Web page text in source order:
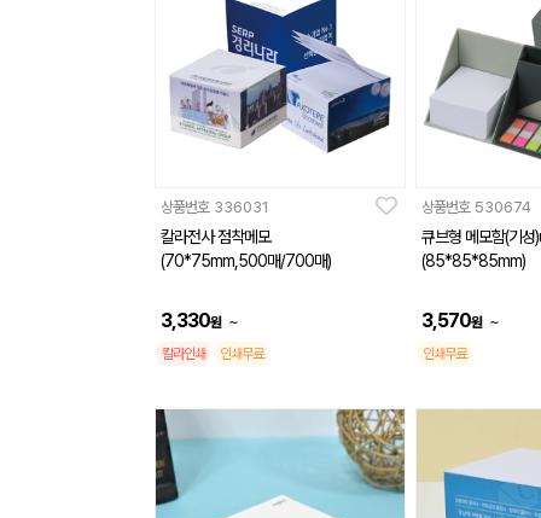
상품번호 336031
칼라전사 점착메모
(70*75mm,500매/700매)
3,330원 ~
칼라인쇄 인쇄무료
상품번호 530674
큐브형 메모함(기성
(85*85*85mm)
3,570원 ~
인쇄무료